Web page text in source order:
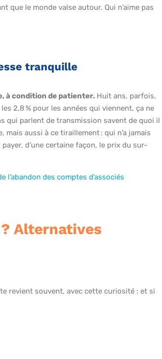
que le monde valse autour. Qui n’aime pas
tranquille
à condition de patienter. Huit ans, parfois,
2,8 % pour les années qui viennent, ça ne
qui parlent de transmission savent de quoi il
mais aussi à ce tiraillement : qui n’a jamais
d’une certaine façon, le prix du sur-
l’abandon des comptes d’associés
Alternatives
revient souvent, avec cette curiosité : et si